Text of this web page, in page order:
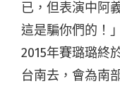
已，但表演中阿
這是騙你們的！
2015年賽璐璐終
台南去，會為南